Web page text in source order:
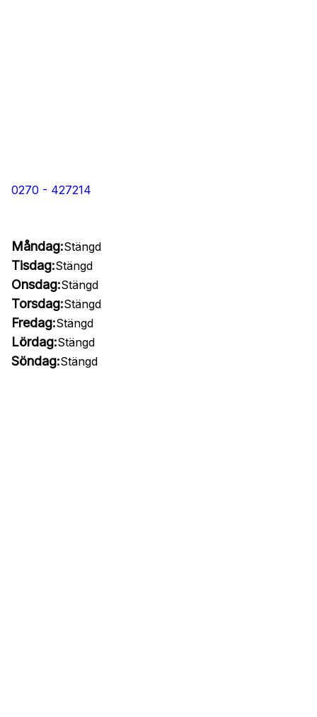
0270 - 427214
Måndag:Stängd
Tisdag:Stängd
Onsdag:Stängd
Torsdag:Stängd
Fredag:Stängd
Lördag:Stängd
Söndag:Stängd